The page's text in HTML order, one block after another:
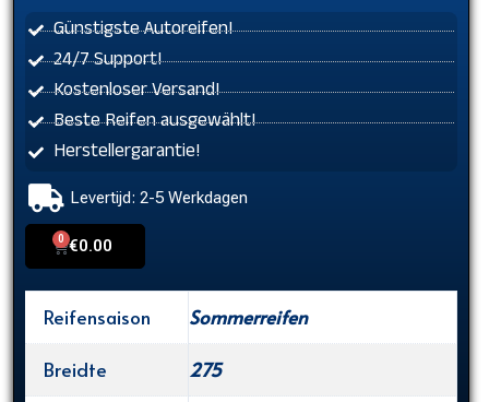
Günstigste Autoreifen!
24/7 Support!
Kostenloser Versand!
Beste Reifen ausgewählt!
Herstellergarantie!
Levertijd: 2-5 Werkdagen
€0.00
0
Cart
Reifensaison
Sommerreifen
Breidte
275